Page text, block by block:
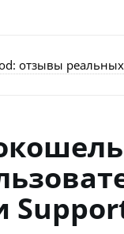
отзывы реальных